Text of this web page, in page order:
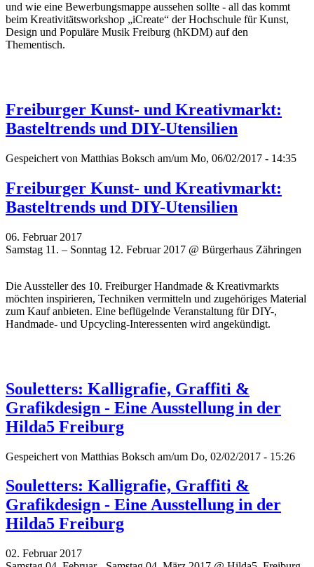
und wie eine Bewerbungsmappe aussehen sollte - all das kommt
beim Kreativitätsworkshop „iCreate“ der Hochschule für Kunst,
Design und Populäre Musik Freiburg (hKDM) auf den
Thementisch.
Freiburger Kunst- und Kreativmarkt:
Basteltrends und DIY-Utensilien
Gespeichert von Matthias Boksch am/um Mo, 06/02/2017 - 14:35
Freiburger Kunst- und Kreativmarkt:
Basteltrends und DIY-Utensilien
06. Februar 2017
Samstag 11. – Sonntag 12. Februar 2017 @ Bürgerhaus Zähringen
Die Aussteller des 10. Freiburger Handmade & Kreativmarkts
möchten inspirieren, Techniken vermitteln und zugehöriges Material
zum Kauf anbieten. Eine beflügelnde Veranstaltung für DIY-,
Handmade- und Upcycling-Interessenten wird angekündigt.
Souletters: Kalligrafie, Graffiti &
Grafikdesign - Eine Ausstellung in der
Hilda5 Freiburg
Gespeichert von Matthias Boksch am/um Do, 02/02/2017 - 15:26
Souletters: Kalligrafie, Graffiti &
Grafikdesign - Eine Ausstellung in der
Hilda5 Freiburg
02. Februar 2017